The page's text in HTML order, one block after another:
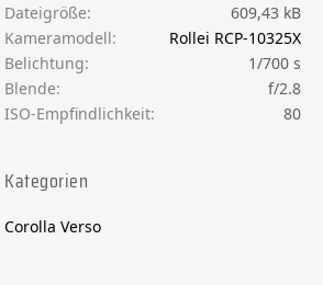
Dateigröße
609,43 kB
Kameramodell
Rollei RCP-10325X
Belichtung
1/700 s
Blende
f/2.8
ISO-Empfindlichkeit
80
Kategorien
Corolla Verso